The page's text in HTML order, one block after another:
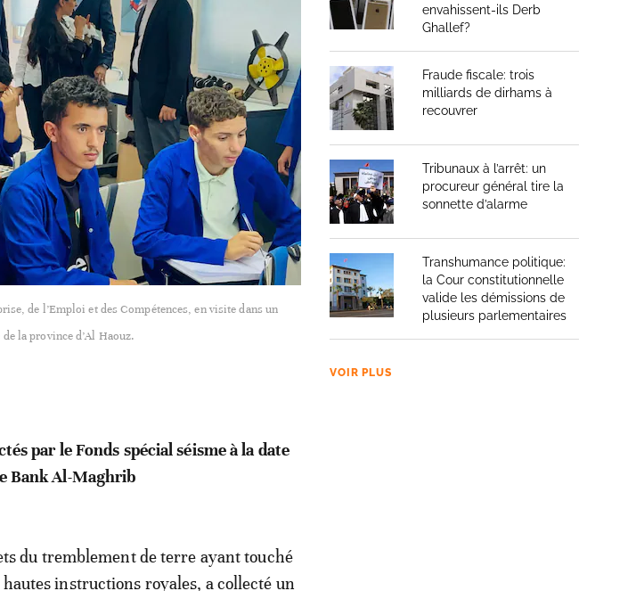
de l’Emploi et des Compétences, en visite dans un
la province d’Al Haouz.
par le Fonds spécial séisme à la date
Bank Al-Maghrib
du tremblement de terre ayant touché
instructions royales, a collecté un
envahissent-ils Derb
Ghallef?
Fraude fiscale: trois
milliards de dirhams à
recouvrer
Tribunaux à l’arrêt: un
procureur général tire la
sonnette d’alarme
Transhumance politique:
la Cour constitutionnelle
valide les démissions de
plusieurs parlementaires
VOIR PLUS